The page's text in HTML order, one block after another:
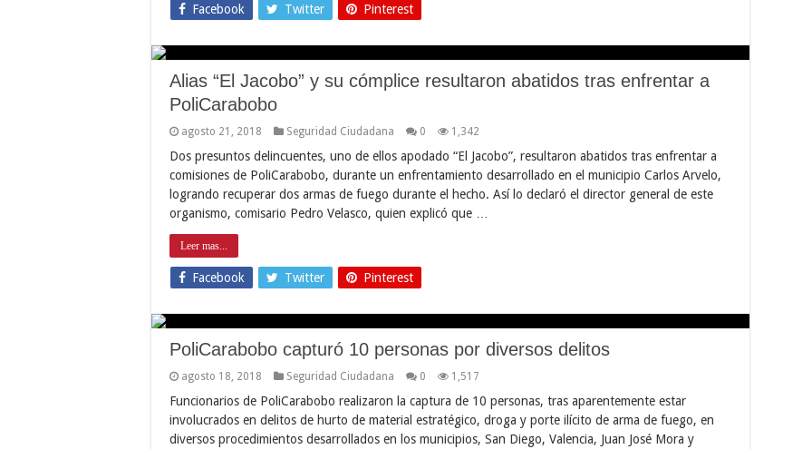
Facebook Twitter Pinterest
Alias “El Jacobo” y su cómplice resultaron abatidos tras enfrentar a
PoliCarabobo
agosto 21, 2018 Seguridad Ciudadana 0 1,342
Dos presuntos delincuentes, uno de ellos apodado “El Jacobo”, resultaron abatidos tras enfrentar a
comisiones de PoliCarabobo, durante un enfrentamiento desarrollado en el municipio Carlos Arvelo,
logrando recuperar dos armas de fuego durante el hecho. Así lo declaró el director general de este
organismo, comisario Pedro Velasco, quien explicó que …
Leer mas...
Facebook Twitter Pinterest
PoliCarabobo capturó 10 personas por diversos delitos
agosto 18, 2018 Seguridad Ciudadana 0 1,517
Funcionarios de PoliCarabobo realizaron la captura de 10 personas, tras aparentemente estar
involucrados en delitos de hurto de material estratégico, droga y porte ilícito de arma de fuego, en
diversos procedimientos desarrollados en los municipios, San Diego, Valencia, Juan José Mora y